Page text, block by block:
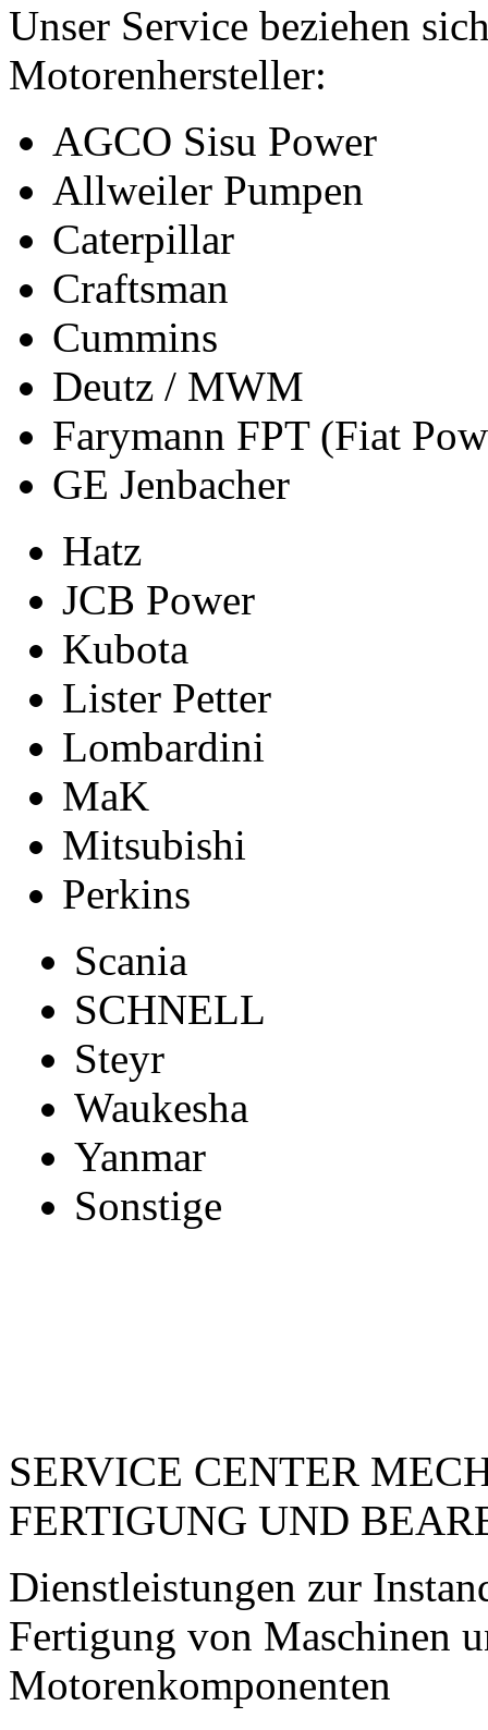
Unser Service beziehen
Motorenhersteller:
AGCO Sisu Power
Allweiler Pumpen
Caterpillar
Craftsman
Cummins
Deutz / MWM
Farymann FPT (Fiat
GE Jenbacher
Hatz
JCB Power
Kubota
Lister Petter
Lombardini
MaK
Mitsubishi
Perkins
Scania
SCHNELL
Steyr
Waukesha
Yanmar
Sonstige
SERVICE CENTER
FERTIGUNG UND
Dienstleistungen zur
Fertigung von Maschinen
Motorenkomponenten